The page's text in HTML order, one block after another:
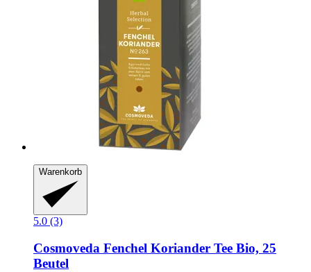
Warenkorb
5.0 (3)
Cosmoveda Fenchel Koriander Tee Bio, 25
Beutel